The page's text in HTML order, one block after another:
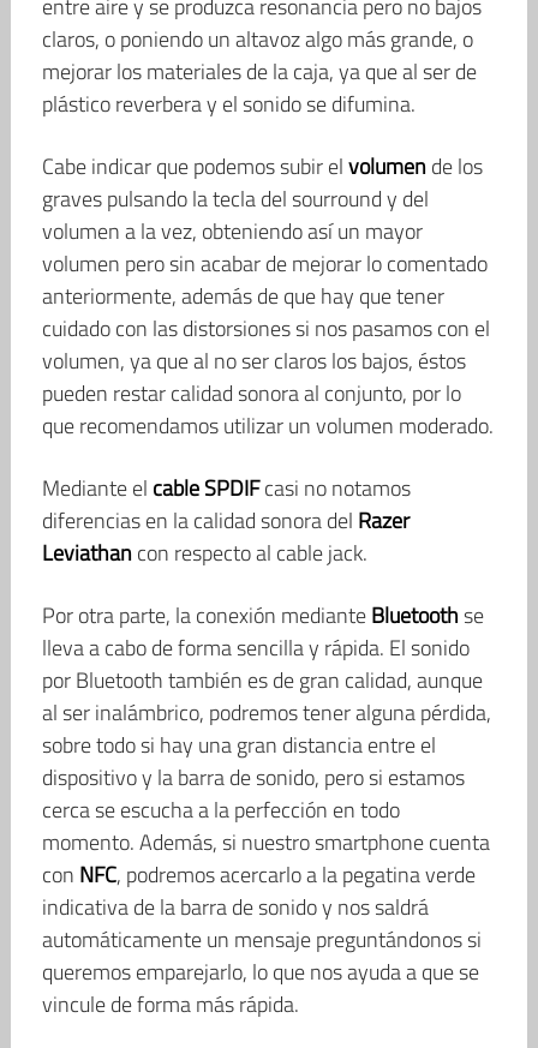
claros, o poniendo un altavoz algo más grande, o
mejorar los materiales de la caja, ya que al ser de
plástico reverbera y el sonido se difumina.
Cabe indicar que podemos subir elvolumende los
graves pulsando la tecla del sourround y del
volumen a la vez, obteniendo así un mayor
volumen pero sin acabar de mejorar lo comentado
anteriormente, además de que hay que tener
cuidado con las distorsiones si nos pasamos con el
volumen, ya que al no ser claros los bajos, éstos
pueden restar calidad sonora al conjunto, por lo
que recomendamos utilizar un volumen moderado.
Mediante el cable SPDIFcasi no notamos
diferencias en la calidad sonora del Razer
Leviathancon respecto al cable jack.
Por otra parte, la conexión medianteBluetooth se
lleva a cabo de forma sencilla y rápida. El sonido
por Bluetooth también es de gran calidad, aunque
al ser inalámbrico, podremos tener alguna pérdida,
sobre todo si hay una gran distancia entre el
dispositivo y la barra de sonido, pero si estamos
cerca se escucha a la perfección en todo
momento. Además, si nuestro smartphone cuenta
con NFC, podremos acercarlo a la pegatina verde
indicativa de la barra de sonido y nos saldrá
automáticamente un mensaje preguntándonos si
queremos emparejarlo, lo que nos ayuda a que se
vincule de forma más rápida.